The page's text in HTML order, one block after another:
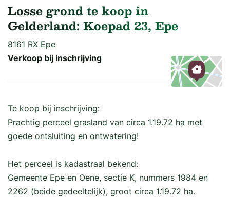
Losse grond te koop in
Gelderland: Koepad 23, Epe
8161 RX Epe
Verkoop bij inschrijving
Te koop bij inschrijving:
Prachtig perceel grasland van circa 1.19.72 ha met
goede ontsluiting en ontwatering!
Het perceel is kadastraal bekend:
Gemeente Epe en Oene, sectie K, nummers 1984 en
2262 (beide gedeeltelijk), groot circa 1.19.72 ha.